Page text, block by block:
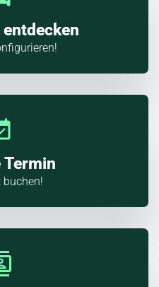
entdecken
Termin
buchen!